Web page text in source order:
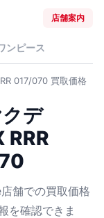
店舗案内
ンピース
017/070 買取価格
デ
舗での買取価格
を確認できま